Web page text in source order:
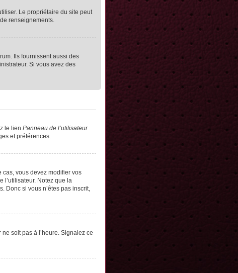
Le propriétaire du site peut
renseignements.
Ils fournissent aussi des
Si vous avez des
le lien Panneau de l’utilisateur
et préférences.
cas, vous devez modifier vos
l’utilisateur. Notez que la
Donc si vous n’êtes pas inscrit,
soit pas à l’heure. Signalez ce